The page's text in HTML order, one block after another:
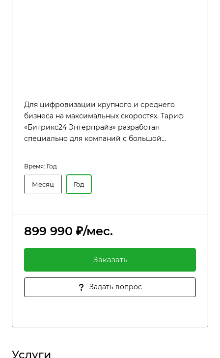
Для цифровизации крупного и среднего
бизнеса на максимальных скоростях. Тариф
«Битрикс24 Энтерпрайз» разработан
специально для компаний с большой
производительность, надёжность и гибкость в
управлении распределённой структурой.
Время: Год
Месяц Год
899 990 ₽/мес.
Заказать
Задать вопрос
Услуги